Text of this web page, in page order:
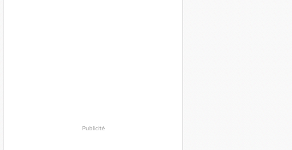
Publicité